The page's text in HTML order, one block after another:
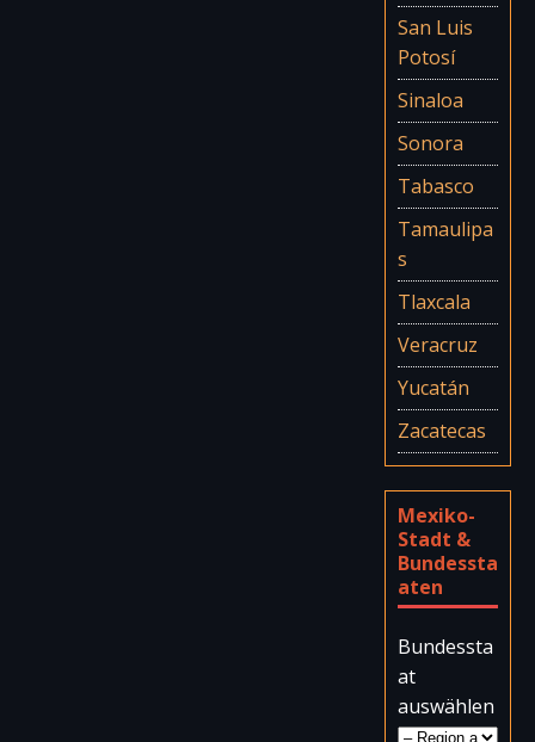
San Luis
Potosí
Sinaloa
Sonora
Tabasco
Tamaulipa
s
Tlaxcala
Veracruz
Yucatán
Zacatecas
Mexiko-
Stadt &
Bundessta
aten
Bundessta
at
auswählen